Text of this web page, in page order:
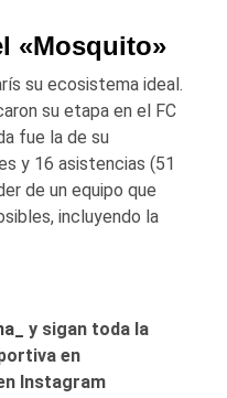
«Mosquito»
su ecosistema ideal.
su etapa en el FC
fue la de su
y 16 asistencias (51
de un equipo que
incluyendo la
y sigan toda la
en
Instagram